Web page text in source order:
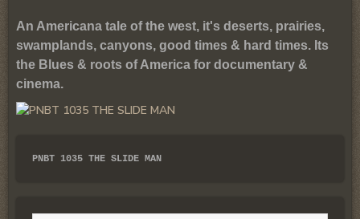
An Americana tale of the west, it's deserts, prairies,
swamplands, canyons, good times & hard times. Its
the Blues & roots of America for documentary &
cinema.
PNBT 1035 THE SLIDE MAN